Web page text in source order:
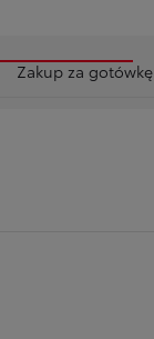
Zakup za gotówkę